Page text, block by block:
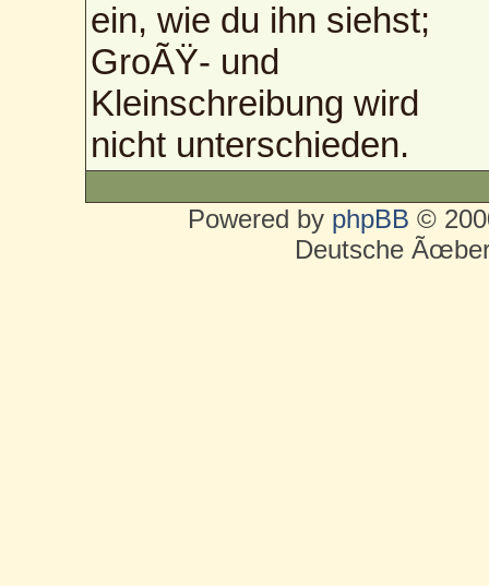
ein, wie du ihn siehst;
GroÃŸ- und
Kleinschreibung wird
nicht unterschieden.
Powered by phpBB ©
Deutsche